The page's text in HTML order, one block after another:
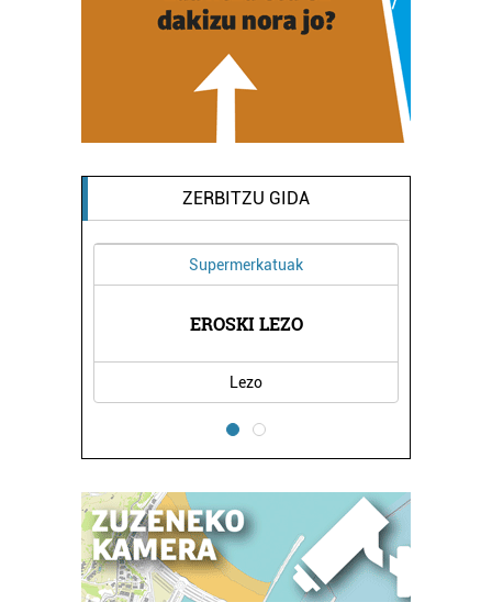
ZERBITZU GIDA
Supermerkatuak
EROSKI LEZO
Lezo